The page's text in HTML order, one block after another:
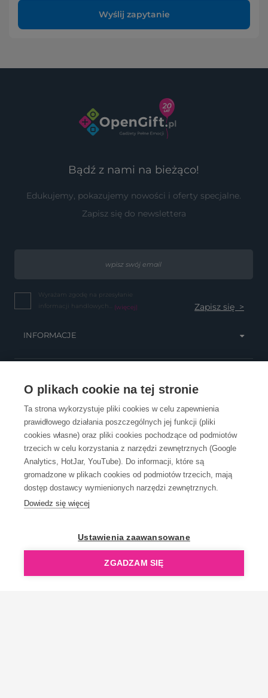
O plikach cookie na tej stronie
Ta strona wykorzystuje pliki cookies w celu zapewnienia
prawidłowego działania poszczególnych jej funkcji (pliki
cookies własne) oraz pliki cookies pochodzące od podmiotów
trzecich w celu korzystania z narzędzi zewnętrznych (Google
Analytics, HotJar, YouTube). Do informacji, które są
gromadzone w plikach cookies od podmiotów trzecich, mają
dostęp dostawcy wymienionych narzędzi zewnętrznych.
Dowiedz się więcej
Ustawienia zaawansowane
ZGADZAM SIĘ
Wyślij zapytanie
Bądź z nami na bieżąco!
Edukujemy, pokazujemy nowości i oferty specjalne.
Zapisz się do newslettera
Wyrażam zgodę na przesyłanie
informacji handlowych... (więcej)
INFORMACJE
OBSŁUGA KLIENTA
KONTAKT
OpenGift jest częścią ReflectGroup.